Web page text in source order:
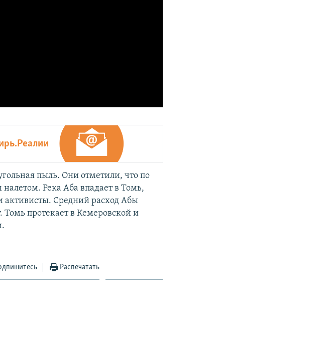
пыль. Они отметили, что по
Река Аба впадает в Томь,
активисты. Средний расход Абы
Томь протекает в Кемеровской и
Распечатать